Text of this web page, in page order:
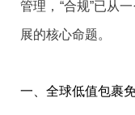
管理，“合规”已从
展的核心命题。
一、全球低值包裹